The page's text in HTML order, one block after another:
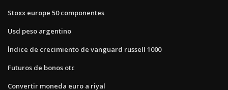
Stoxx europe 50 componentes
Usd peso argentino
Índice de crecimiento de vanguard russell 1000
Futuros de bonos otc
Convertir moneda euro a riyal